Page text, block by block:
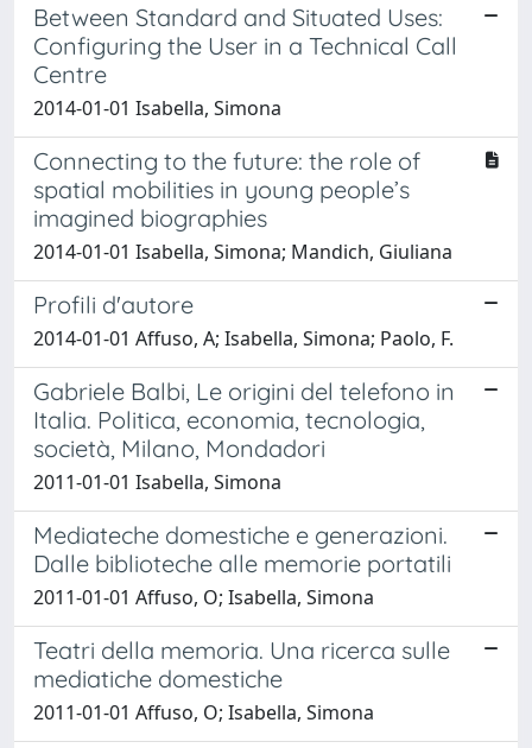
Between Standard and Situated Uses:
Configuring the User in a Technical Call
Centre
2014-01-01 Isabella, Simona
Connecting to the future: the role of
spatial mobilities in young people’s
imagined biographies
2014-01-01 Isabella, Simona; Mandich, Giuliana
Profili d'autore
2014-01-01 Affuso, A; Isabella, Simona; Paolo, F.
Gabriele Balbi, Le origini del telefono in
Italia. Politica, economia, tecnologia,
società, Milano, Mondadori
2011-01-01 Isabella, Simona
Mediateche domestiche e generazioni.
Dalle biblioteche alle memorie portatili
2011-01-01 Affuso, O; Isabella, Simona
Teatri della memoria. Una ricerca sulle
mediatiche domestiche
2011-01-01 Affuso, O; Isabella, Simona